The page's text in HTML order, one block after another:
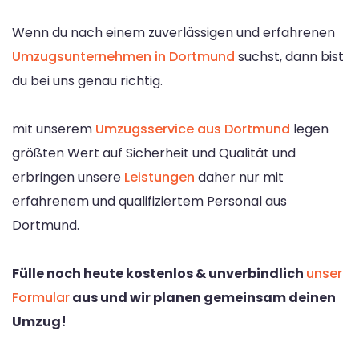
Wenn du nach einem zuverlässigen und erfahrenen
Umzugsunternehmen in Dortmund suchst, dann bist
du bei uns genau richtig.
mit unserem Umzugsservice aus Dortmund legen
größten Wert auf Sicherheit und Qualität und
erbringen unsere Leistungen daher nur mit
erfahrenem und qualifiziertem Personal aus
Dortmund.
Fülle noch heute kostenlos & unverbindlich unser
Formularaus und wir planen gemeinsam deinen
Umzug!